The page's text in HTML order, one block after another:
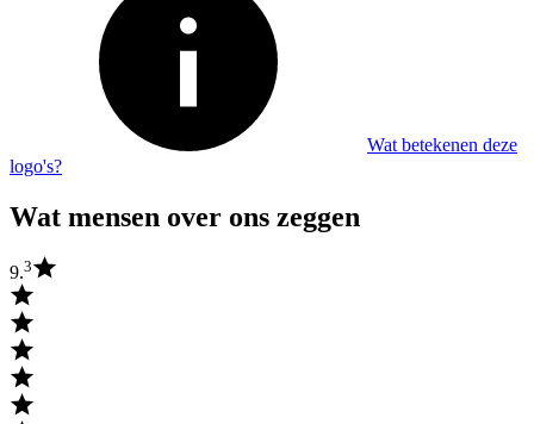
Wat betekenen deze
logo's?
Wat mensen over ons zeggen
9.3